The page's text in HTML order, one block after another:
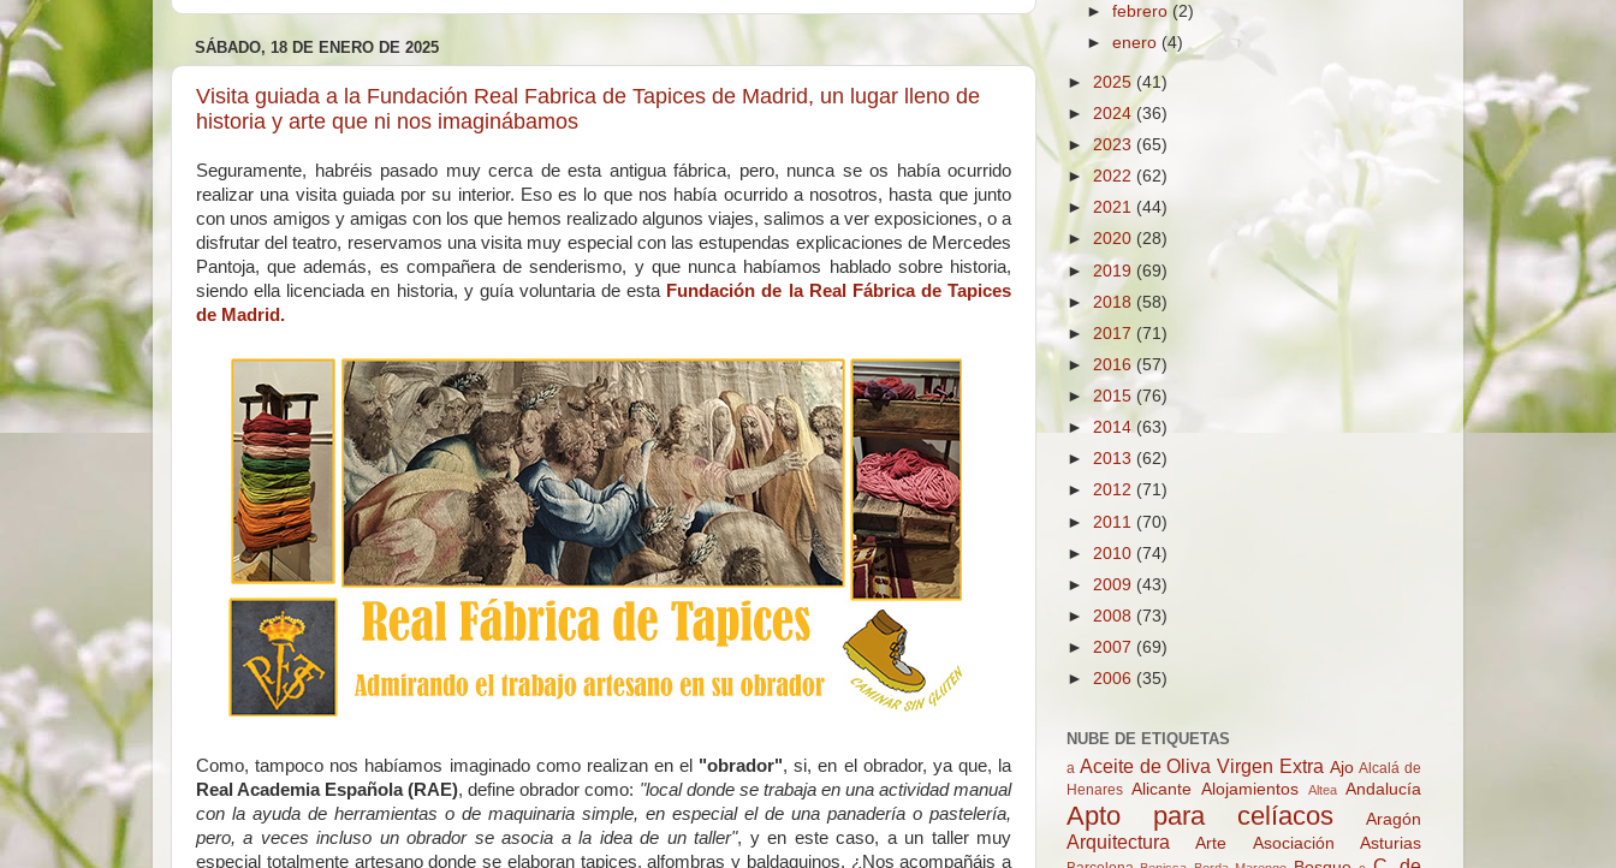
SÁBADO, 18 DE ENERO DE 2025
Visita guiada a la Fundación Real Fabrica de Tapices de Madrid, un lugar lleno de
historia y arte que ni nos imaginábamos
Seguramente, habréis pasado muy cerca de esta antigua fábrica, pero, nunca se os había ocurrido
realizar una visita guiada por su interior. Eso es lo que nos había ocurrido a nosotros, hasta que junto
con unos amigos y amigas con los que hemos realizado algunos viajes, salimos a ver exposiciones, o a
disfrutar del teatro, reservamos una visita muy especial con las estupendas explicaciones de Mercedes
Pantoja, que además, es compañera de senderismo, y que nunca habíamos hablado sobre historia,
siendo ella licenciada en historia, y guía voluntaria de esta Fundación de la Real Fábrica de Tapices
de Madrid.
Como, tampoco nos habíamos imaginado como realizan en el "obrador", si, en el obrador, ya que, la
Real Academia Española (RAE), define obrador como: "local donde se trabaja en una actividad manual
con la ayuda de herramientas o de maquinaria simple, en especial el de una panadería o pastelería,
pero, a veces incluso un obrador se asocia a la idea de un taller", y en este caso, a un taller muy
especial totalmente artesano donde se elaboran tapices, alfombras y baldaquinos. ¿Nos acompañáis a
►febrero (2)
►enero (4)
► 2025 (41)
► 2024(36)
►2023 (65)
► 2022 (62)
► 2021 (44)
► 2020 (28)
► 2019 (69)
► 2018 (58)
► 2017 (71)
► 2016(57)
► 2015 (76)
► 2014 (63)
► 2013 (62)
► 2012 (71)
► 2011 (70)
► 2010 (74)
► 2009 (43)
► 2008 (73)
► 2007 (69)
► 2006 (35)
NUBE DE ETIQUETAS
a Aceite de Oliva Virgen Extra Ajo Alcalá de
Henares Alicante Alojamientos Altea Andalucía
Apto para celíacos Aragón
Arquitectura Arte Asociación Asturias